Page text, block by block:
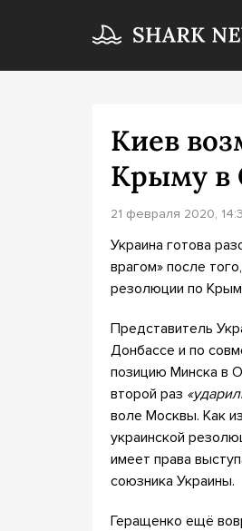
Киев
Крыму
21 февраля 2020,
Украина готова
врагом» после
резолюции по
Представитель
Донбассе и по
позицию Минска в
второй раз
воле Москвы. Как
украинской
имеет права
союзника Украины.
Геращенко ещё